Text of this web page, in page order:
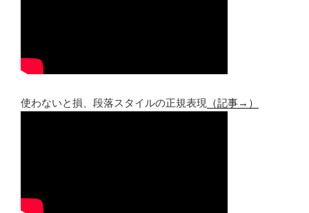
使わないと損、段落スタイルの正規表現 （記事→）